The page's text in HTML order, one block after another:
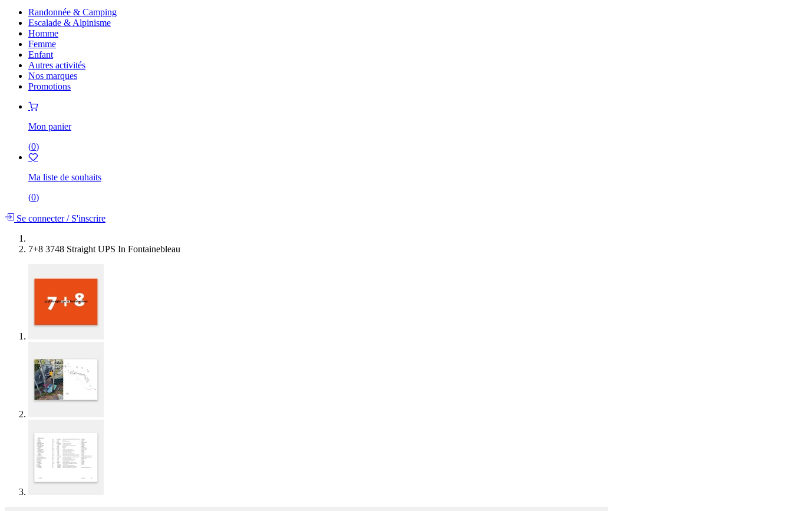
Randonnée & Camping
Escalade & Alpinisme
Homme
Femme
Enfant
Autres activités
Nos marques
Promotions
Mon panier
(0)
Ma liste de souhaits
(0)
Se connecter/S'inscrire
7+8 3748 Straight UPS In Fontainebleau